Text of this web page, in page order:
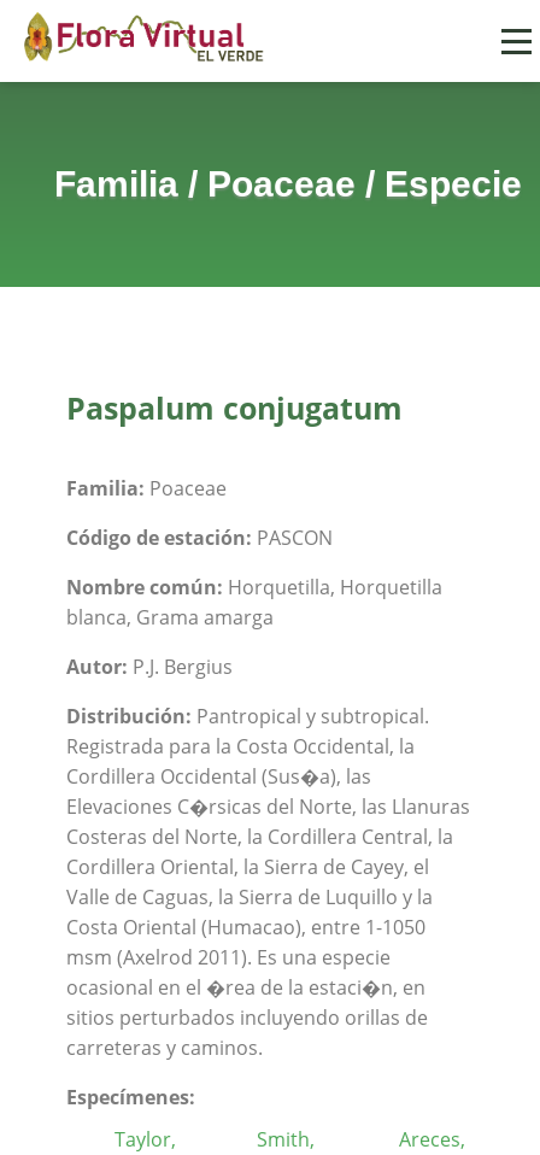
Familia/ Poaceae / Especie
Paspalum conjugatum
Familia: Poaceae
Código de estación: PASCON
Nombre común: Horquetilla, Horquetilla
blanca, Grama amarga
Autor: P.J. Bergius
Distribución: Pantropical y subtropical.
Registrada para la Costa Occidental, la
Cordillera Occidental (Sus�a), las
Elevaciones C�rsicas del Norte, las Llanuras
Costeras del Norte, la Cordillera Central, la
Cordillera Oriental, la Sierra de Cayey, el
Valle de Caguas, la Sierra de Luquillo y la
Costa Oriental (Humacao), entre 1-1050
msm (Axelrod 2011). Es una especie
ocasional en el �rea de la estaci�n, en
sitios perturbados incluyendo orillas de
carreteras y caminos.
Especímenes:
Taylor,
Smith,
Areces,